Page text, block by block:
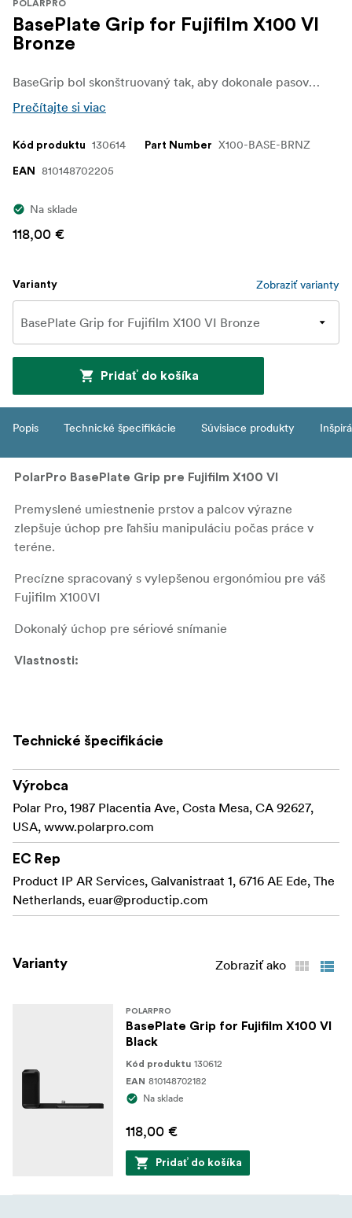
POLARPRO
BasePlate Grip for Fujifilm X100 VI
Bronze
BaseGrip bol skonštruovaný tak, aby dokonale pasoval na váš fotoaparát X100VI, čím sa vytvorila zostava pre niekoho, kto je vždy na cestách, a zároveň neznižoval hodnotu tvarového faktora fotoaparátu Fujifilm.
Prečítajte si viac
Kód produktu 130614 Part Number X100-BASE-BRNZ
EAN 810148702205
Na sklade
118,00 €
Varianty Zobraziť varianty
Pridať do košíka
Popis Technické špecifikácie Súvisiace produkty
PolarPro BasePlate Grip pre Fujifilm X100 VI
Premyslené umiestnenie prstov a palcov výrazne
zlepšuje úchop pre ľahšiu manipuláciu počas práce v
teréne.
Precízne spracovaný s vylepšenou ergonómiou pre váš
Fujifilm X100VI
Dokonalý úchop pre sériové snímanie
Vlastnosti:
Vylepšený komfort a ergonómia pre nepretržité
Bod na upevnenie statívu na snímanie krajiny
Čo je v balení:
BasePlate Grip pre Fujifilm X100 VI
Technické špecifikácie
Výrobca
Polar Pro, 1987 Placentia Ave, Costa Mesa, CA 92627,
USA, www.polarpro.com
EC Rep
Product IP AR Services, Galvanistraat 1, 6716 AE Ede, The
Netherlands, euar@productip.com
Varianty Zobraziť ako
POLARPRO
BasePlate Grip for Fujifilm X100 VI
Black
Kód produktu 130612
EAN 810148702182
Na sklade
118,00 €
Pridať do košíka